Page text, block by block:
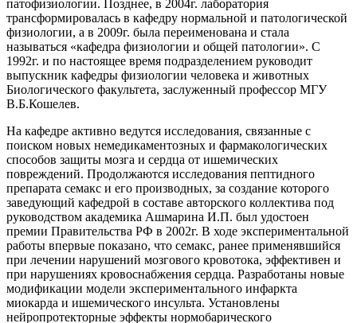
патофизиологии. Позднее, в 2004г. лаборатория
трансформировалась в кафедру нормальной и патологической
физиологии, а в 2009г. была переименована и стала
называться «кафедра физиологии и общей патологии». С
1992г. и по настоящее время подразделением руководит
выпускник кафедры физиологии человека и животных
Биологического факультета, заслуженный профессор МГУ
В.Б.Кошелев.
На кафедре активно ведутся исследования, связанные с
поиском новых немедикаментозных и фармакологических
способов защиты мозга и сердца от ишемических
повреждений. Продолжаются исследования пептидного
препарата семакс и его производных, за создание которого
заведующий кафедрой в составе авторского коллектива под
руководством академика Ашмарина И.П. был удостоен
премии Правительства РФ в 2002г. В ходе экспериментальной
работы впервые показано, что семакс, ранее применявшийся
при лечении нарушений мозгового кровотока, эффективен и
при нарушениях кровоснабжения сердца. Разработаны новые
модификации модели экспериментального инфаркта
миокарда и ишемического инсульта. Установлены
нейропротекторные эффекты нормобарического